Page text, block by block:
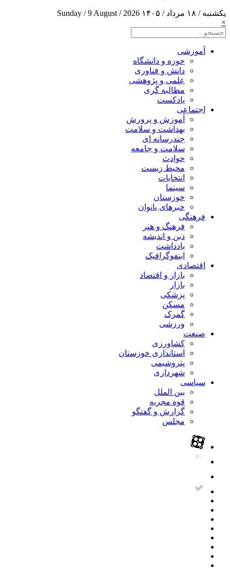
یکشنبه / ۱۸ مرداد / ۱۴۰۵
Sunday / 9 August / 2026
×
آموزشی
حوزه و دانشگاه
دانش و فناوری
علمی و پژوهشی
مطالبه گری
پادکست
اجتماعی
آموزش و پرورش
بهداشت و سلامت
چندرسانه ای
سلامت و جامعه
حوادث
محیط زیست
انتخابات
سینما
خوزستان
خبرهای بانوان
فرهنگی
فرهنگ و هنر
دین و اندیشه
یادداشت
اینفوگرافیک
اقتصادی
بازار و اقتصاد
بازار
پزشکی
مسکن
گمرک
ورزشی
صنعت
کشاورزی
استانداری خوزستان
پتروشیمی
شهرداری
سیاسی
بین الملل
قوه مجریه
گزارش و گفتگو
مجلس